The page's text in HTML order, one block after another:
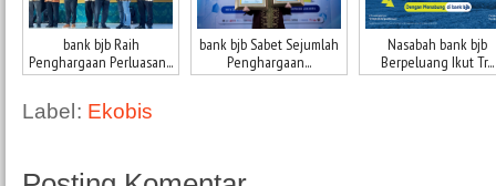
bank bjb Raih
Penghargaan Perluasan...
bank bjb Sabet Sejumlah
Penghargaan...
Nasabah bank bjb
Berpeluang Ikut Tr...
Label: Ekobis